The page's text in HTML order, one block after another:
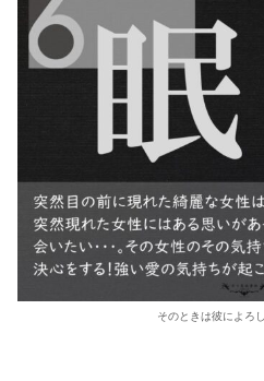
そのときは彼によろ